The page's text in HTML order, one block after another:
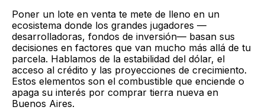
Poner un lote en venta te mete de lleno en un
ecosistema donde los grandes jugadores —
desarrolladoras, fondos de inversión— basan sus
decisiones en factores que van mucho más allá de tu
parcela. Hablamos de la estabilidad del dólar, el
acceso al crédito y las proyecciones de crecimiento.
Estos elementos son el combustible que enciende o
apaga su interés por comprar tierra nueva en
Buenos Aires.